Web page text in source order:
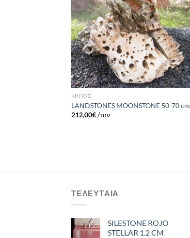
Πρόσθήκη
στην λίστα
επιθυμιών
ΚΗΠΟΣ
LANDSTONES MOONSTONE 50-70 cm
212,00€/τον
ΤΕΛΕΥΤΑΊΑ
SILESTONE ROJO
STELLAR 1.2 CM